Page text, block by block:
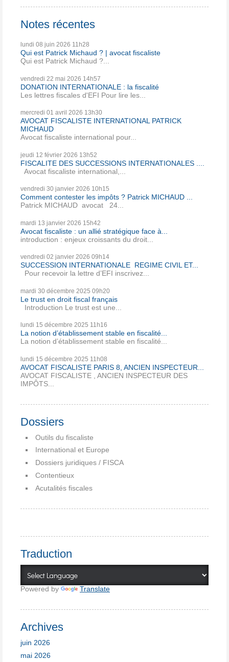
Notes récentes
lundi 08 juin 2026 11h28
Qui est Patrick Michaud ? | avocat fiscaliste
Qui est Patrick Michaud ?...
vendredi 22 mai 2026 14h57
DONATION INTERNATIONALE : la fiscalité
Les lettres fiscales d'EFI Pour lire les...
mercredi 01 avril 2026 13h30
AVOCAT FISCALISTE INTERNATIONAL PATRICK
MICHAUD
Avocat fiscaliste international pour...
jeudi 12 février 2026 13h52
FISCALITE DES SUCCESSIONS INTERNATIONALES ....
Avocat fiscaliste international,...
vendredi 30 janvier 2026 10h15
Comment contester les impôts ? Patrick MICHAUD ...
Patrick MICHAUD avocat 24...
mardi 13 janvier 2026 15h42
Avocat fiscaliste : un allié stratégique face à...
introduction : enjeux croissants du droit...
vendredi 02 janvier 2026 09h14
SUCCESSION INTERNATIONALE REGIME CIVIL ET...
Pour recevoir la lettre d’EFI inscrivez...
mardi 30 décembre 2025 09h20
Le trust en droit fiscal français
Introduction Le trust est une...
lundi 15 décembre 2025 11h16
La notion d’établissement stable en fiscalité...
La notion d’établissement stable en fiscalité...
lundi 15 décembre 2025 11h08
AVOCAT FISCALISTE PARIS 8, ANCIEN INSPECTEUR...
AVOCAT FISCALISTE , ANCIEN INSPECTEUR DES
IMPÔTS...
Dossiers
Outils du fiscaliste
International et Europe
Dossiers juridiques / FISCA
Contentieux
Acutalités fiscales
Traduction
Powered by Translate
Archives
juin 2026
mai 2026